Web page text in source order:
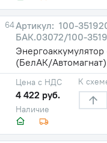
64
100-
БАК.03072/100-
(БелАК/Автомагнат)
Наличие
Цена с НДС
4 422 руб.
К